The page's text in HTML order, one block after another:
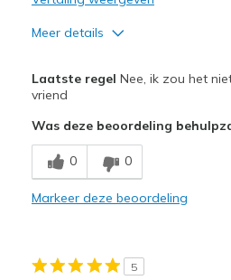
Meer details
Breathe Well
Beste toepassingen
Going Out
Width
Feels too
Laatste regel Nee, ik zou het
vriend
Was deze beoordeling
0 0
Markeer deze beoordeling
5